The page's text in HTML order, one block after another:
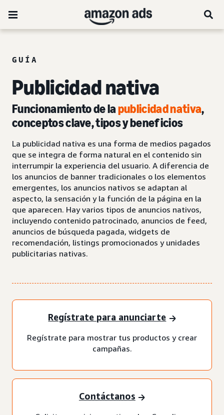
GUÍA
Publicidad nativa
Funcionamiento de lapublicidad nativa,
conceptos clave, tipos y beneficios
La publicidad nativa es una forma de medios pagados
que se integra de forma natural en el contenido sin
interrumpir la experiencia del usuario. A diferencia de
los anuncios de banner tradicionales o los elementos
emergentes, los anuncios nativos se adaptan al
aspecto, la sensación y la función de la página en la
que aparecen. Hay varios tipos de anuncios nativos,
incluyendo contenido patrocinado, anuncios de feed,
anuncios de búsqueda pagada, widgets de
recomendación, listings promocionados y unidades
publicitarias nativas.
Regístrate para anunciarte
Regístrate para mostrar tus productos y crear
campañas.
Contáctanos